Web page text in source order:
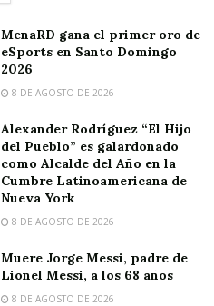
MenaRD gana el primer oro de
eSports en Santo Domingo
2026
8 DE AGOSTO DE 2026
Alexander Rodríguez “El Hijo
del Pueblo” es galardonado
como Alcalde del Año en la
Cumbre Latinoamericana de
Nueva York
8 DE AGOSTO DE 2026
Muere Jorge Messi, padre de
Lionel Messi, a los 68 años
8 DE AGOSTO DE 2026